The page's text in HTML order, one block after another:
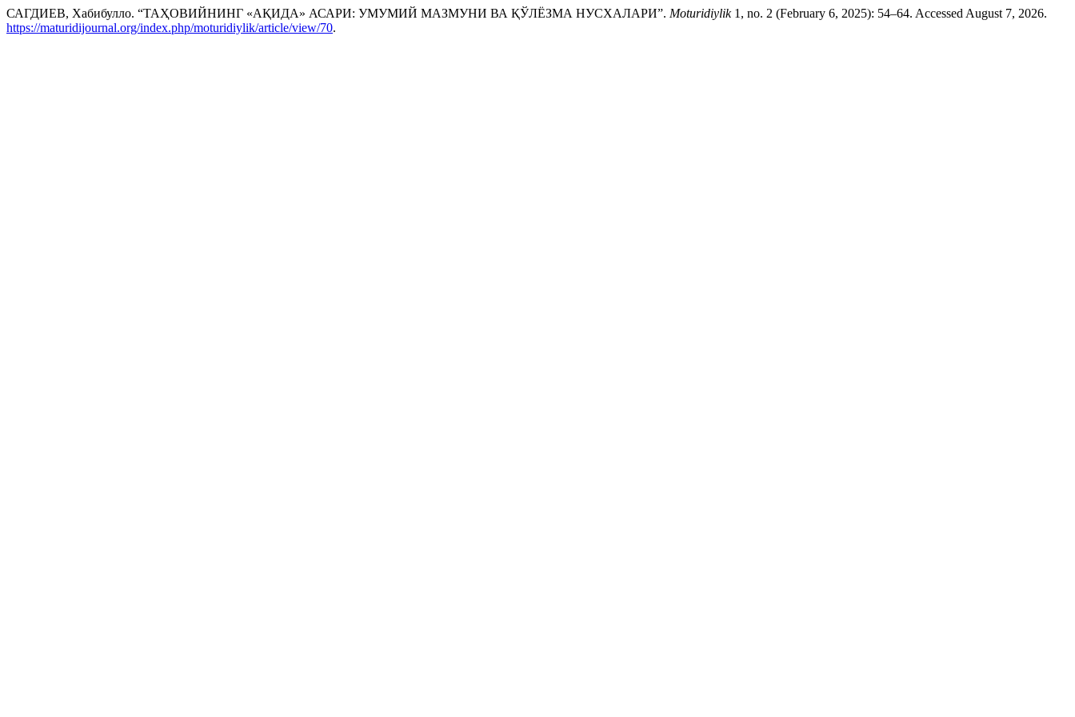
САГДИЕВ, Хабибулло. “ТАҲОВИЙНИНГ «АҚИДА» АСАРИ: УМУМИЙ МАЗМУНИ ВА ҚЎЛЁЗМА НУСХАЛАРИ”. Moturidiylik1, no. 2 (February 6, 2025): 54–64. Accessed August 7, 2026.
https://maturidijournal.org/index.php/moturidiylik/article/view/70.